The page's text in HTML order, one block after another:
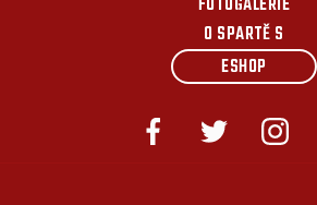
O SPARTĚ S
ESHOP